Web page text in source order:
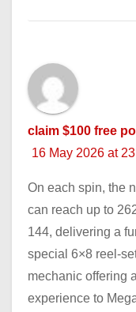
claim $100 free
16 May 2026 at
On each spin, the
can reach up to
144, delivering a
special 6×8 reel-
mechanic offering
experience to